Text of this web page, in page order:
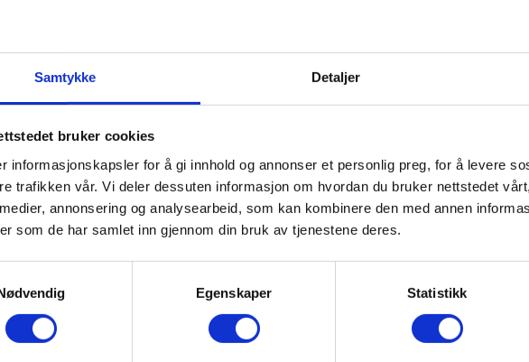
Samtykke Detaljer
bruker cookies
informasjonskapsler for å gi innhold og annonser et personlig preg, for å levere
trafikken vår. Vi deler dessuten informasjon om hvordan du bruker nettstedet
annonsering og analysearbeid, som kan kombinere den med annen
som de har samlet inn gjennom din bruk av tjenestene deres.
Egenskaper Statistikk
omdømme av forsikringsselskapene, myndighetene og kundene? Har
det ulike syn?
for sitt omdømme – eller har også andre aktører innen
for dette?
godt – trass i noen belastende episoder?
gjensidig avhengige av hverandre?
hatt for f.eks. produktutvikling og plassering av
blir:
i Norske Forsikringsmegleres Forening